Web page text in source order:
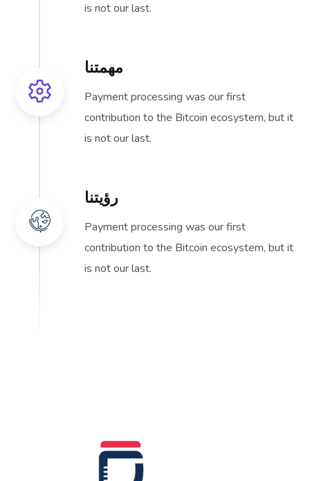
is not our last.
مهمتنا
Payment processing was our first
contribution to the Bitcoin ecosystem, but it
is not our last.
رؤيتنا
Payment processing was our first
contribution to the Bitcoin ecosystem, but it
is not our last.